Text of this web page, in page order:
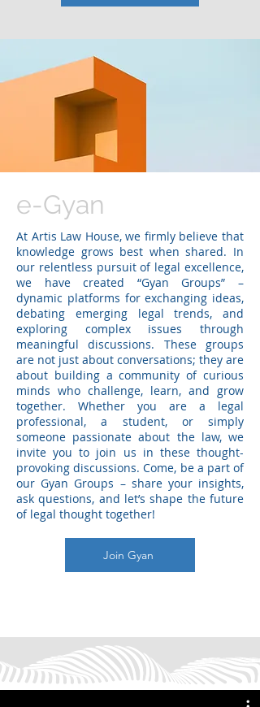
e-Gyan
At Artis Law House, we firmly believe that
knowledge grows best when shared. In
our relentless pursuit of legal excellence,
we have created “Gyan Groups” –
dynamic platforms for exchanging ideas,
debating emerging legal trends, and
exploring complex issues through
meaningful discussions. These groups
are not just about conversations; they are
about building a community of curious
minds who challenge, learn, and grow
together. Whether you are a legal
professional, a student, or simply
someone passionate about the law, we
invite you to join us in these thought-
provoking discussions. Come, be a part of
our Gyan Groups – share your insights,
ask questions, and let’s shape the future
of legal thought together!
Join Gyan